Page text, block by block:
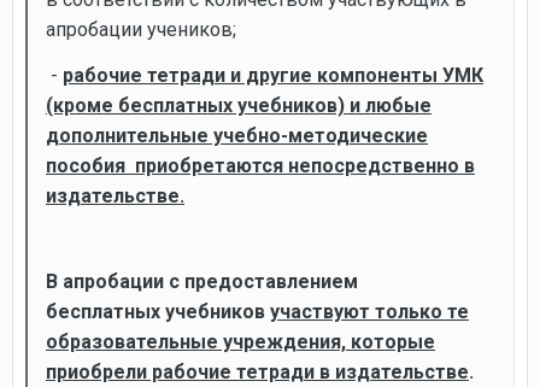
апробации учеников;
- рабочие тетради и другие компоненты УМК
(кроме бесплатных учебников) и любые
дополнительные учебно-методические
пособия приобретаются непосредственно в
издательстве.
В апробации с предоставлением
бесплатных учебников участвуют только те
образовательные учреждения, которые
приобрели рабочие тетради в издательстве.